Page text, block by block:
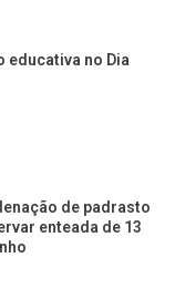
educativa no Dia
de padrasto
enteada de 13